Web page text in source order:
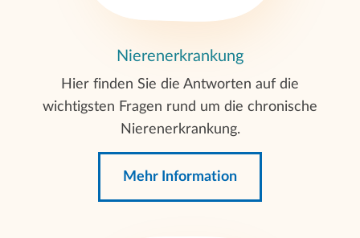
Nierenerkrankung
Hier finden Sie die Antworten auf die
wichtigsten Fragen rund um die chronische
Nierenerkrankung.
Mehr Information